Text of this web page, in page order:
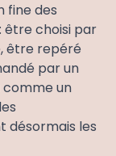
fine des
être choisi par
être repéré
par un
comme un
désormais les